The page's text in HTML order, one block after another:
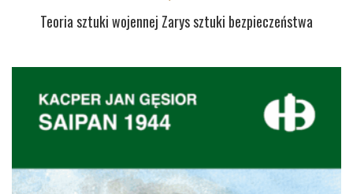
Teoria sztuki wojennej Zarys sztuki bezpieczeństwa